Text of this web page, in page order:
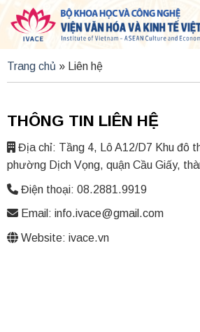
content
Trang chủ » Liên hệ
THÔNG TIN LIÊN HỆ
Địa chỉ: Tầng 4, Lô A12/D7 Khu đô
phường Dịch Vọng, quận Cầu Giấy,
Điện thoại: 08.2881.9919
Email: info.ivace@gmail.com
Website: ivace.vn